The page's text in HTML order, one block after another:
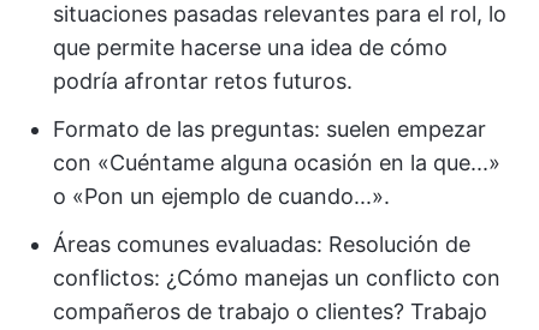
situaciones pasadas relevantes para el rol, lo
que permite hacerse una idea de cómo
podría afrontar retos futuros.
Formato de las preguntas: suelen empezar
con «Cuéntame alguna ocasión en la que...»
o «Pon un ejemplo de cuando...».
Áreas comunes evaluadas: Resolución de
conflictos: ¿Cómo manejas un conflicto con
compañeros de trabajo o clientes? Trabajo